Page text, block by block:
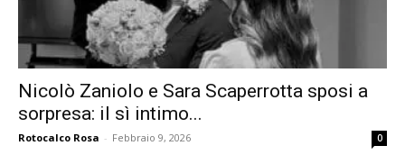
Nicolò Zaniolo e Sara Scaperrotta sposi a
sorpresa: il sì intimo...
Rotocalco Rosa - Febbraio 9, 2026 0